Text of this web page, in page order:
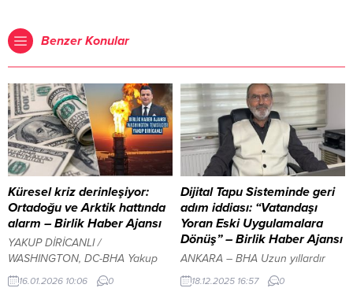
Benzer Konular
Küresel kriz derinleşiyor:
Ortadoğu ve Arktik hattında
alarm – Birlik Haber Ajansı
YAKUP DİRİCANLI /
WASHINGTON, DC-BHA Yakup
Diricanlı, ABD’nin hem
16.01.2026 10:06 0
Dijital Tapu Sisteminde geri
adım iddiası: “Vatandaşı
Yoran Eski Uygulamalara
Dönüş” – Birlik Haber Ajansı
ANKARA – BHA Uzun yıllardır
Tapu Kadastro Genel Müdürlüğü
18.12.2025 16:57 0